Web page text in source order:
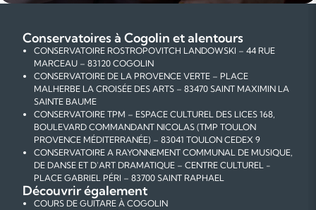
Conservatoires à Cogolin et alentours
CONSERVATOIRE ROSTROPOVITCH LANDOWSKI – 44 RUE
MARCEAU – 83120 COGOLIN
CONSERVATOIRE DE LA PROVENCE VERTE – PLACE
MALHERBE LA CROISÉE DES ARTS – 83470 SAINT MAXIMIN LA
SAINTE BAUME
CONSERVATOIRE TPM – ESPACE CULTUREL DES LICES 168,
BOULEVARD COMMANDANT NICOLAS (TMP TOULON
PROVENCE MÉDITERRANÉE) – 83041 TOULON CEDEX 9
CONSERVATOIRE A RAYONNEMENT COMMUNAL DE MUSIQUE,
DE DANSE ET D'ART DRAMATIQUE – CENTRE CULTUREL -
PLACE GABRIEL PÉRI – 83700 SAINT RAPHAEL
Découvrir également
COURS DE GUITARE À COGOLIN